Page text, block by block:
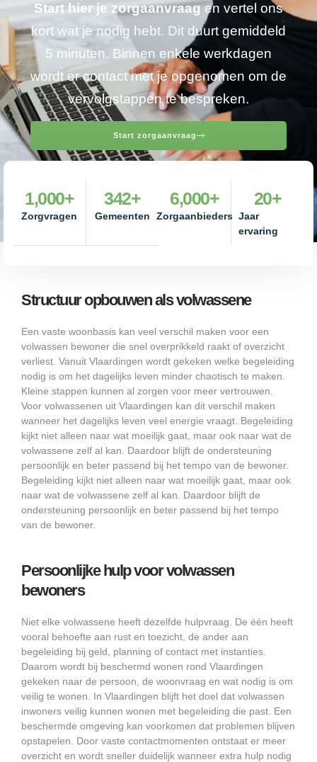
Start hier je zorgaanvraagen vertel ons
kort wat je nodig hebt. Dit duurt gemiddeld
5 minuten. Binnen enkele werkdagen
wordt er contact met je opgenomen om de
vervolgstappen te bespreken.
Start zorgaanvraag
Zorgvragen
1,000+
Gemeenten
342+
Zorgaanbieders
6,000+
Jaar
ervaring
20+
Structuur opbouwen als volwassene
Een vaste woonbasis kan veel verschil maken voor een
volwassen bewoner die snel overprikkeld raakt of overzicht
verliest. Vanuit Vlaardingen wordt gekeken welke begeleiding
nodig is om het dagelijks leven minder chaotisch te maken.
Kleine stappen kunnen al zorgen voor meer vertrouwen.
Voor volwassenen uit Vlaardingen kan dit verschil maken
wanneer het dagelijks leven veel energie vraagt. Begeleiding
kijkt niet alleen naar wat moeilijk gaat, maar ook naar wat de
volwassene zelf al kan. Daardoor blijft de ondersteuning
persoonlijk en beter passend bij het tempo van de bewoner.
Begeleiding kijkt niet alleen naar wat moeilijk gaat, maar ook
naar wat de volwassene zelf al kan. Daardoor blijft de
ondersteuning persoonlijk en beter passend bij het tempo
van de bewoner.
Persoonlijke hulp voor volwassen
bewoners
Niet elke volwassene heeft dezelfde hulpvraag. De één heeft
vooral behoefte aan rust en toezicht, de ander aan
begeleiding bij geld, planning of contact met instanties.
Daarom wordt bij beschermd wonen rond Vlaardingen
gekeken naar de persoon, de woonvraag en wat nodig is om
veilig te wonen. In Vlaardingen blijft het doel dat volwassen
inwoners veilig kunnen wonen met begeleiding die past. Een
beschermde omgeving kan voorkomen dat problemen blijven
opstapelen. Door vaste contactmomenten ontstaat er meer
overzicht en wordt sneller duidelijk wanneer extra hulp nodig